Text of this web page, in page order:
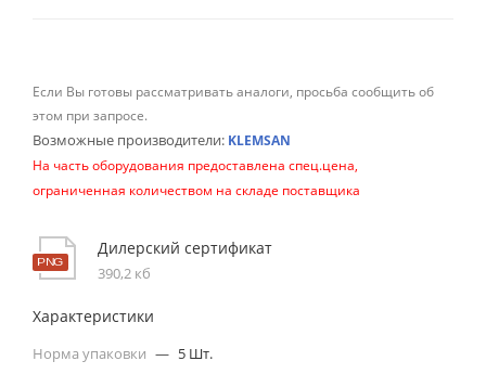
Если Вы готовы рассматривать аналоги, просьба сообщить об
этом при запросе.
Возможные производители: KLEMSAN
На часть оборудования предоставлена спец.цена,
ограниченная количеством на складе поставщика
Дилерский сертификат
390,2 кб
Характеристики
Норма упаковки — 5 Шт.